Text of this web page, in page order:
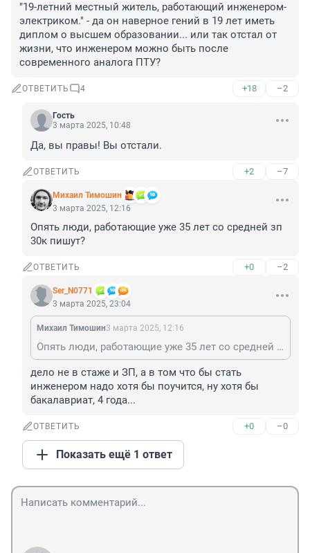
"19-летний местный житель, работающий инженером-
электриком." - да он наверное гений в 19 лет иметь
диплом о высшем образовании... или так отстал от
жизни, что инженером можно быть после
современного аналога ПТУ?
ОТВЕТИТЬ 4 +18 –2
Гость
3 марта 2025, 10:48
Да, вы правы! Вы отстали.
ОТВЕТИТЬ +2 –7
Михаил Тимошин
3 марта 2025, 12:16
Опять люди, работающие уже 35 лет со средней зп
30к пишут?
ОТВЕТИТЬ +0 –2
Ser_N0771
3 марта 2025, 23:04
Михаил Тимошин3 марта 2025, 12:16
Опять люди, работающие уже 35 лет со средней зп 30к пишут?
дело не в стаже и ЗП, а в том что бы стать
инженером надо хотя бы поучится, ну хотя бы
бакалавриат, 4 года...
ОТВЕТИТЬ +0 –0
Показать ещё 1 ответ